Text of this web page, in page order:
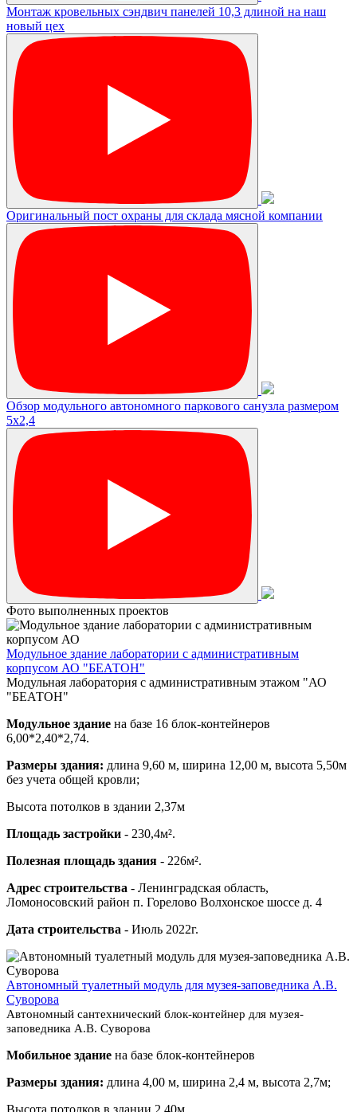
Монтаж кровельных сэндвич панелей 10,3 длиной на наш
новый цех
Оригинальный пост охраны для склада мясной компании
Обзор модульного автономного паркового санузла размером
5х2,4
Фото выполненных проектов
Модульное здание лаборатории с административным
корпусом АО "БЕАТОН"
Модульная лаборатория с административным этажом "АО
"БЕАТОН"
Модульное здание на базе 16 блок-контейнеров
6,00*2,40*2,74.
Размеры здания: длина 9,60 м, ширина 12,00 м, высота 5,50м
без учета общей кровли;
Высота потолков в здании 2,37м
Площадь застройки - 230,4м².
Полезная площадь здания - 226м².
Адрес строительства - Ленинградская область,
Ломоносовский район п. Горелово Волхонское шоссе д. 4
Дата строительства - Июль 2022г.
Автономный туалетный модуль для музея-заповедника А.В.
Суворова
Автономный сантехнический блок-контейнер для музея-
заповедника А.В. Суворова
Мобильное здание на базе блок-контейнеров
Размеры здания: длина 4,00 м, ширина 2,4 м, высота 2,7м;
Высота потолков в здании 2,40м